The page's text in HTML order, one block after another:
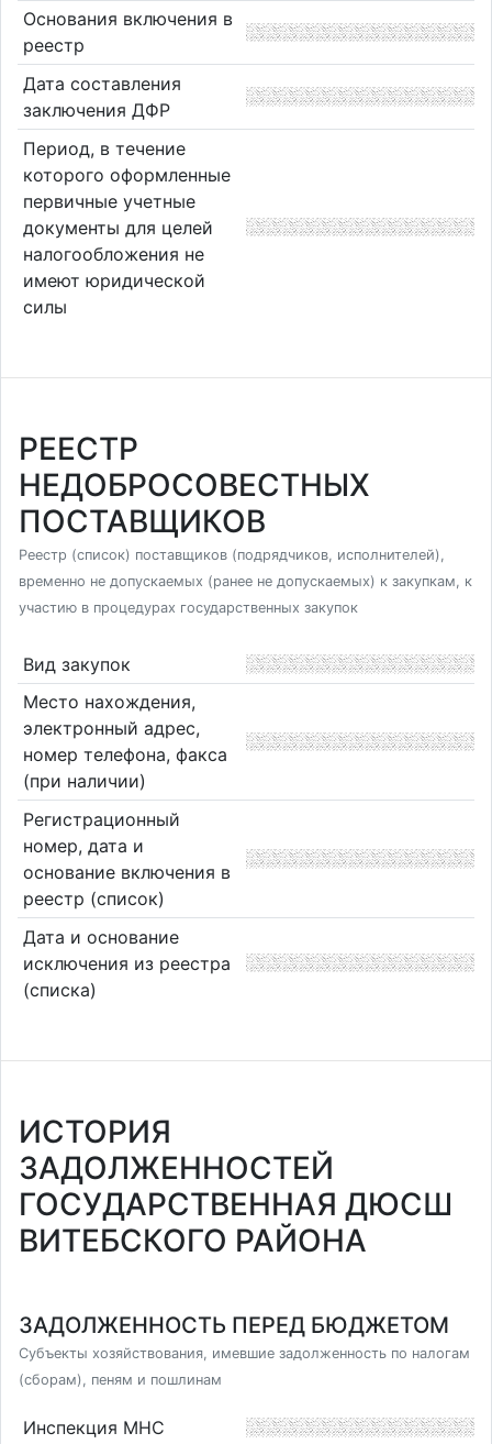
Основания включения в
реестр
Дата составления
заключения ДФР
Период, в течение
которого оформленные
первичные учетные
документы для целей
налогообложения не
имеют юридической
силы
РЕЕСТР
НЕДОБРОСОВЕСТНЫХ
ПОСТАВЩИКОВ
Реестр (список) поставщиков (подрядчиков, исполнителей),
временно не допускаемых (ранее не допускаемых) к закупкам, к
участию в процедурах государственных закупок
Вид закупок
Место нахождения,
электронный адрес,
номер телефона, факса
(при наличии)
Регистрационный
номер, дата и
основание включения в
реестр (список)
Дата и основание
исключения из реестра
(списка)
ИСТОРИЯ
ЗАДОЛЖЕННОСТЕЙ
ГОСУДАРСТВЕННАЯ ДЮСШ
ВИТЕБСКОГО РАЙОНА
ЗАДОЛЖЕННОСТЬ ПЕРЕД БЮДЖЕТОМ
Субъекты хозяйствования, имевшие задолженность по налогам
(сборам), пеням и пошлинам
Инспекция МНС